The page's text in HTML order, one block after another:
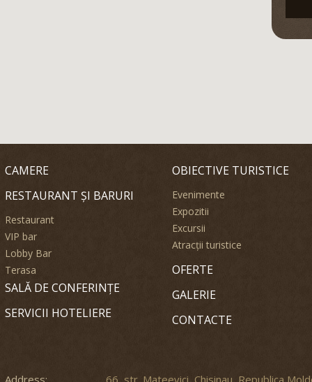
CAMERE
RESTAURANT ȘI BARURI
Restaurant
VIP bar
Lobby Bar
Terasa
SALĂ DE CONFERINȚE
SERVICII HOTELIERE
OBIECTIVE TURISTICE
Evenimente
Expozitii
Excursii
Atracții turistice
OFERTE
GALERIE
CONTACTE
Address:
66, str. Mateevici, Chisinau, Republica